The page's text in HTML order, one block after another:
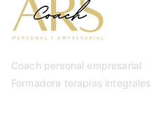
Coach personal empresarial
Formadora terapias integrales